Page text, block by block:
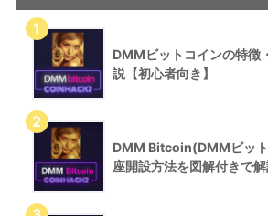
DMMビットコインの特徴
説【初心者向き】
DMM Bitcoin(DMMビッ
座開設方法を図解付きで解